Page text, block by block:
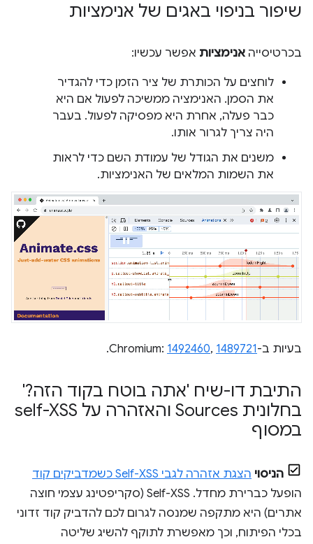
שיפור בניפוי באגים של אנימציות
בכרטיסייה אנימציות אפשר עכשיו:
לוחצים על הכותרת של ציר הזמן כדי להגדיר
את הסמן. האנימציה ממשיכה לפעול אם היא
כבר פעלה, אחרת היא מפסיקה לפעול. בעבר
היה צריך לגרור אותו.
משנים את הגודל של עמודת השם כדי לראות
את השמות המלאים של האנימציות.
בעיות ב-Chromium: 1492460, 1489721
.
התיבת דו-שיח 'אתה בוטח בקוד הזה?'
בחלונית Sources והאזהרה על self-XSS
במסוף
הניסוי הצגת אזהרה לגבי Self-XSS כשמדביקים קוד
הופעל כברירת מחדל. ‫Self-XSS (סקריפטינג עצמי חוצה
אתרים) היא מתקפה שמנסה לגרום לכם להדביק קוד זדוני
בכלי הפיתוח, וכך מאפשרת לתוקף להשיג שליטה